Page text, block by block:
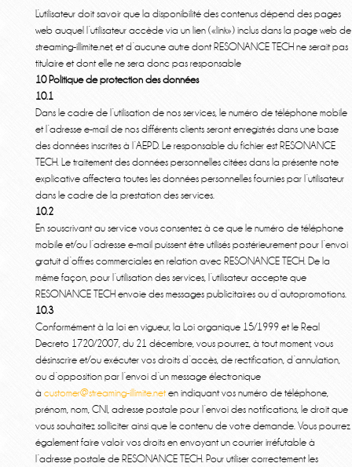
L’utilisateur doit savoir que la disponibilité des contenus dépend des pages
web auquel l’utilisateur accède via un lien («link») inclus dans la page web de
streaming-illimite.net, et d’aucune autre dont RESONANCE TECH ne serait pas
titulaire et dont elle ne sera donc pas responsable
10 Politique de protection des données
10.1
Dans le cadre de l’utilisation de nos services, le numéro de téléphone mobile
et l’adresse e-mail de nos différents clients seront enregistrés dans une base
des données inscrites à l’AEPD. Le responsable du fichier est RESONANCE
TECH. Le traitement des données personnelles citées dans la présente note
explicative affectera toutes les données personnelles fournies par l’utilisateur
dans le cadre de la prestation des services.
10.2
En souscrivant au service vous consentez à ce que le numéro de téléphone
mobile et/ou l’adresse e-mail puissent être utilisés postérieurement pour l’envoi
gratuit d’offres commerciales en relation avec RESONANCE TECH. De la
même façon, pour l’utilisation des services, l’utilisateur accepte que
RESONANCE TECH envoie des messages publicitaires ou d’autopromotions.
10.3
Conformément à la loi en vigueur, la Loi organique 15/1999 et le Real
Decreto 1720/2007, du 21 décembre, vous pourrez, à tout moment, vous
désinscrire et/ou exécuter vos droits d’accès, de rectification, d’annulation,
ou d’opposition par l’envoi d’un message électronique
à customer@streaming-illimite.neten indiquant vos numéro de téléphone,
prénom, nom, CNI, adresse postale pour l’envoi des notifications, le droit que
vous souhaitez solliciter ainsi que le contenu de votre demande. Vous pourrez
également faire valoir vos droits en envoyant un courrier irréfutable à
l’adresse postale de RESONANCE TECH. Pour utiliser correctement les